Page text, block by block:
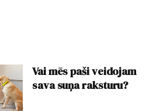
Vai mēs paši veidojam
sava suņa raksturu?